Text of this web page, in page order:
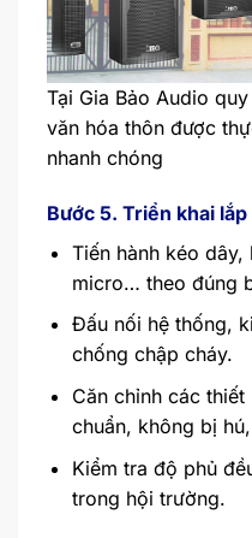
Tại Gia Bảo Audio
văn hóa thôn được
nhanh chóng
Bước 5. Triển khai
Tiến hành kéo
micro… theo đúng
Đấu nối hệ thống,
chống chập cháy.
Căn chỉnh các
chuẩn, không bị
Kiểm tra độ phủ
trong hội trường.